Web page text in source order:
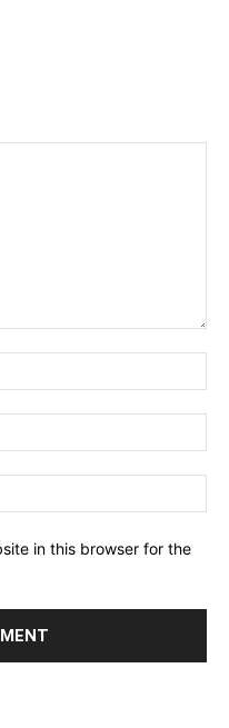
in this browser for the